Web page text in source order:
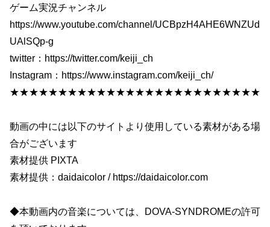
ゲーム実況チャンネル
https://www.youtube.com/channel/UCBpzH4AHE6WNZUd
UAlSQp-g
twitter：https://twitter.com/keiji_ch
Instagram：https://www.instagram.com/keiji_ch/
★★★★★★★★★★★★★★★★★★★★★★★★★★
動画の中には以下のサイトより使用している素材がある場
合がございます
素材提供 PIXTA
素材提供：daidaicolor / https://daidaicolor.com
◆本動画内の音楽については、DOVA-SYNDROMEの許可